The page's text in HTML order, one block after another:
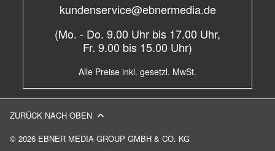
kundenservice@ebnermedia.de
(Mo. - Do. 9.00 Uhr bis 17.00 Uhr,
Fr. 9.00 bis 15.00 Uhr)
Alle Preise inkl. gesetzl. MwSt.
© 2026 EBNER MEDIA GROUP GMBH & CO. KG
ZURÜCK NACH OBEN